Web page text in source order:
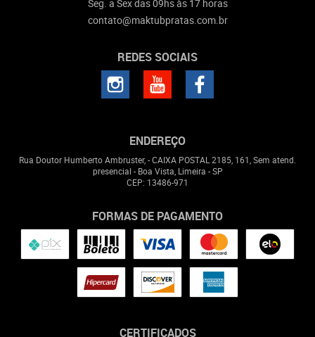
Seg. a Sex das 09hs às 17 horas
contato@maktubpratas.com.br
REDES SOCIAIS
ENDEREÇO
Rua Doutor Humberto Ambruster, - CAIXA POSTAL 2185, 161, Sem atend.
presencial - Boa Vista, Limeira -SP
CEP: 13486-971
FORMAS DE PAGAMENTO
CERTIFICADOS